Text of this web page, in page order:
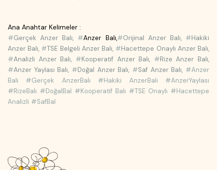
Ana Anahtar Kelimeler :
#GerçekAnzer Balı, #Anzer Balı,#Orijinal Anzer Balı, #Hakiki
Anzer Balı, #TSE Belgeli Anzer Balı, #Hacettepe Onaylı Anzer Balı,
#Analizli Anzer Balı, #Kooperatif Anzer Balı, #Rize Anzer Balı,
#Anzer Yaylası Balı, #Doğal Anzer Balı, #Saf Anzer Balı, #Anzer
Balı #Gerçek AnzerBalı #Hakiki AnzerBalı #AnzerYaylası
#RizeBalı #DoğalBal #Kooperatif Balı #TSE Onaylı #Hacettepe
Analizli #SafBal